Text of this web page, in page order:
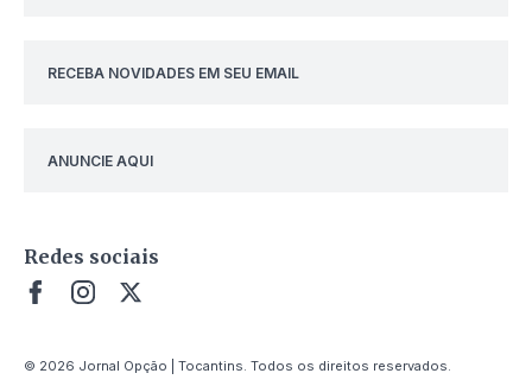
RECEBA NOVIDADES EM SEU EMAIL
ANUNCIE AQUI
Redes sociais
© 2026 Jornal Opção | Tocantins. Todos os direitos reservados.